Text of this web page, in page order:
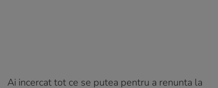
Ai incercat tot ce se putea pentru a renunta la